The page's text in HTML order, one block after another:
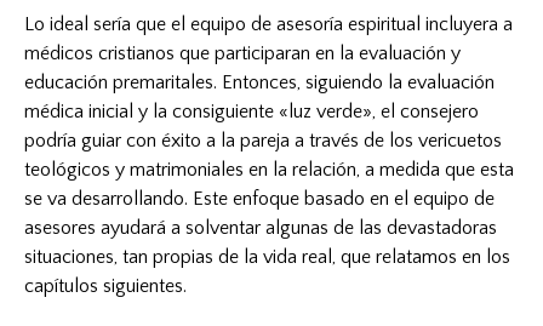
Lo ideal sería que el equipo de asesoría espiritual incluyera a
médicos cristianos que participaran en la evaluación y
educación premaritales. Entonces, siguiendo la evaluación
médica inicial y la consiguiente «luz verde», el consejero
podría guiar con éxito a la pareja a través de los vericuetos
teológicos y matrimoniales en la relación, a medida que esta
se va desarrollando. Este enfoque basado en el equipo de
asesores ayudará a solventar algunas de las devastadoras
situaciones, tan propias de la vida real, que relatamos en los
capítulos siguientes.